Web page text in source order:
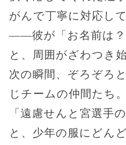
がんで丁寧に対応し
——彼が「お名前は？
と、周囲がざわつき
次の瞬間、ぞろぞろ
じチームの仲間たち
「遠慮せんと宮選手
と、少年の服にどん